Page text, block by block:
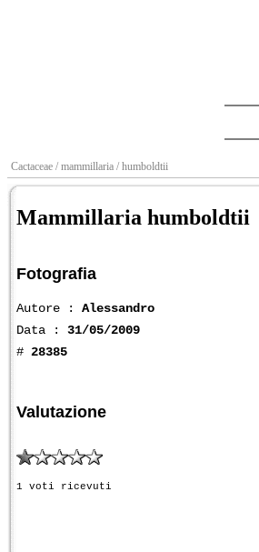
Cactaceae / mammillaria / humboldtii
Mammillaria humboldtii
Fotografia
Autore : Alessandro
Data : 31/05/2009
# 28385
Valutazione
1 voti ricevuti